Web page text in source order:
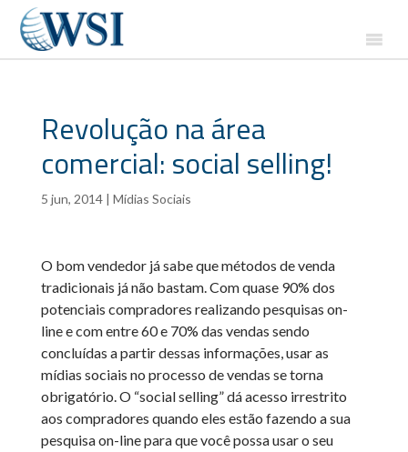
Revolução na área
comercial: social selling!
5 jun, 2014| Mídias Sociais
O bom vendedor já sabe que métodos de venda
tradicionais já não bastam. Com quase 90% dos
potenciais compradores realizando pesquisas on-
line e com entre 60 e 70% das vendas sendo
concluídas a partir dessas informações, usar as
mídias sociais no processo de vendas se torna
obrigatório. O “social selling” dá acesso irrestrito
aos compradores quando eles estão fazendo a sua
pesquisa on-line para que você possa usar o seu